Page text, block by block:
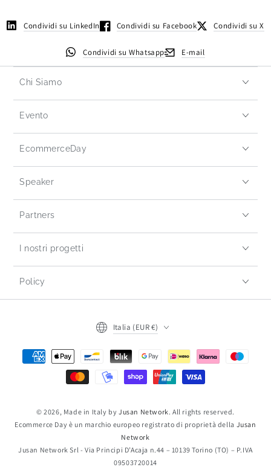
Condividi su LinkedIn Condividi su Facebook Condividi su X
Condividi su Whatsapp E-mail
Chi Siamo
Evento
EcommerceDay
Speaker
Partners
I nostri progetti
Policy
© 2026, Made in Italy by Jusan Network. All rights reserved.
Ecommerce Day è un marchio europeo registrato di proprietà della Jusan
Network
Jusan Network Srl - Via Principi D’Acaja n.44 – 10139 Torino (TO) – P.IVA
09503720014
Italia (EUR €)